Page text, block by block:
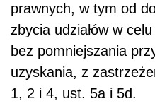
prawnych, w tym od
zbycia udziałów w
bez pomniejszania
uzyskania, z
1, 2 i 4, ust. 5a i 5d.